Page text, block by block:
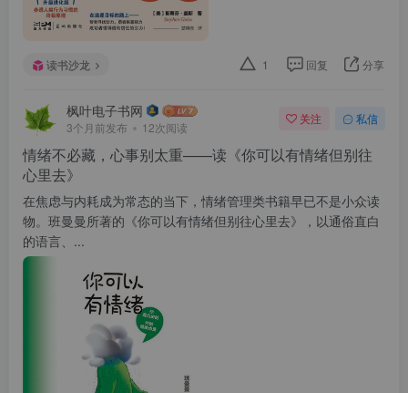
读书沙龙 1 回复 分享
枫叶电子书网
3个月前发布 12次阅读
关注 私信
情绪不必藏，心事别太重——读《你可以有情绪但别往
心里去》
在焦虑与内耗成为常态的当下，情绪管理类书籍早已不是小众读
物。班曼曼所著的《你可以有情绪但别往心里去》，以通俗直白
的语言、...